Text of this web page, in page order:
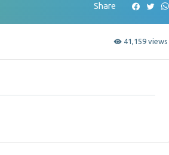
Share
41,159 views